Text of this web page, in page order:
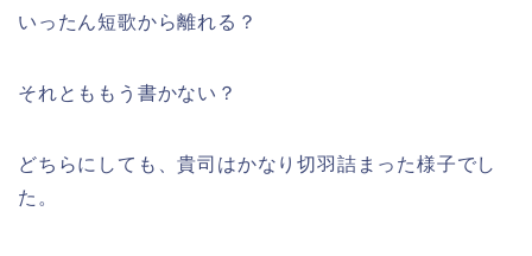
いったん短歌から離れる？
それとももう書かない？
どちらにしても、貴司はかなり切羽詰まった様子でし
た。